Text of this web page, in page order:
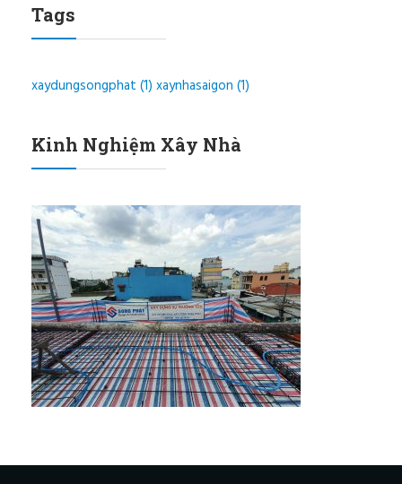
Tags
xaydungsongphat (1) xaynhasaigon (1)
Kinh Nghiệm Xây Nhà